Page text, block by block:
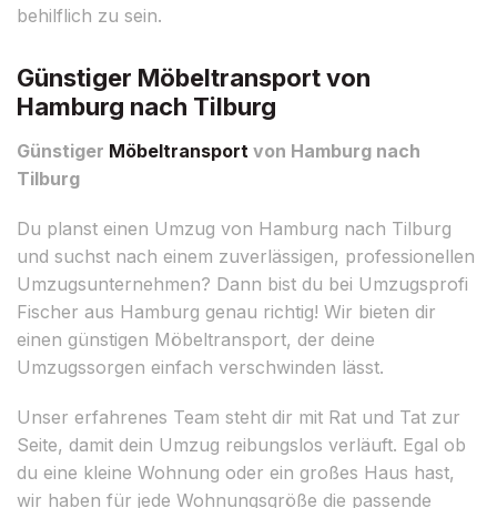
behilflich zu sein.
Günstiger Möbeltransport von
Hamburg nach Tilburg
Günstiger Möbeltransport von Hamburg nach
Tilburg
Du planst einen Umzug von Hamburg nach Tilburg
und suchst nach einem zuverlässigen, professionellen
Umzugsunternehmen? Dann bist du bei Umzugsprofi
Fischer aus Hamburg genau richtig! Wir bieten dir
einen günstigen Möbeltransport, der deine
Umzugssorgen einfach verschwinden lässt.
Unser erfahrenes Team steht dir mit Rat und Tat zur
Seite, damit dein Umzug reibungslos verläuft. Egal ob
du eine kleine Wohnung oder ein großes Haus hast,
wir haben für jede Wohnungsgröße die passende